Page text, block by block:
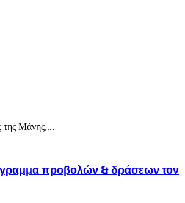
της Μάνης,...
προβολών & δράσεων τον